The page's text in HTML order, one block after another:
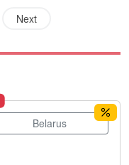
Next
Belarus